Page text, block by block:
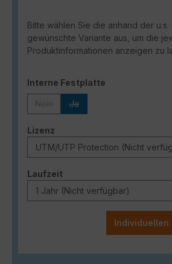
Bitte wählen Sie die anhand der
gewünschte Variante aus, um die
Produktinformationen anzeigen zu
Interne Festplatte
Ja
Lizenz
Laufzeitauswählen
Individuellen